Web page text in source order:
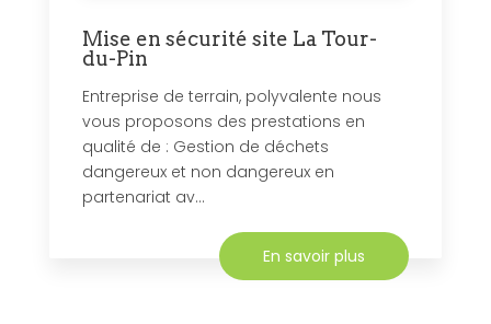
Mise en sécurité site La Tour-
du-Pin
Entreprise de terrain, polyvalente nous
vous proposons des prestations en
qualité de : Gestion de déchets
dangereux et non dangereux en
partenariat av...
En savoir plus